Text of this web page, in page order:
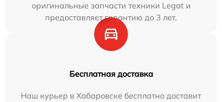
оригинальные запчасти техники Legat и
предоставляет гарантию до 3 лет.
Бесплатная доставка
Наш курьер в Хабаровске бесплатно доставит